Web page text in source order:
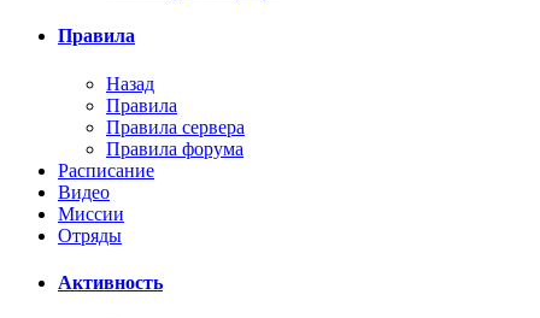
Правила
Назад
Правила
Правила сервера
Правила форума
Расписание
Видео
Миссии
Отряды
Активность